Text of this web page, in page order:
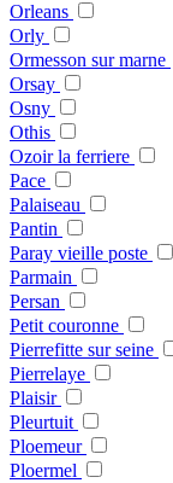
Orleans
Orly
Ormesson sur marne
Orsay
Osny
Othis
Ozoir la ferriere
Pace
Palaiseau
Pantin
Paray vieille poste
Parmain
Persan
Petit couronne
Pierrefitte sur seine
Pierrelaye
Plaisir
Pleurtuit
Ploemeur
Ploermel